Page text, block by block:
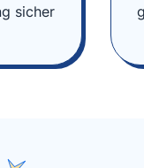
sicher